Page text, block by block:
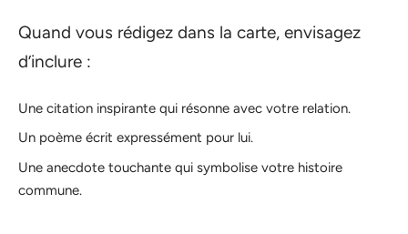
Quand vous rédigez dans la carte, envisagez
d’inclure :
Une citation inspirante qui résonne avec votre relation.
Un poème écrit expressément pour lui.
Une anecdote touchante qui symbolise votre histoire
commune.